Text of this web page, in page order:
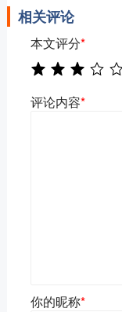
相关评论
本文评分*
评论内容*
你的昵称*